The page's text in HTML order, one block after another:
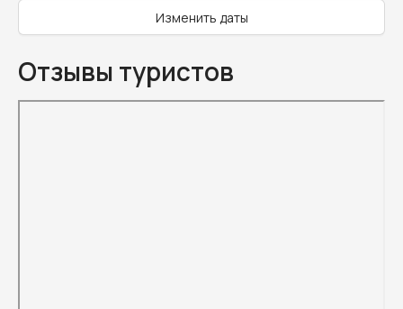
Изменить даты
Отзывы туристов